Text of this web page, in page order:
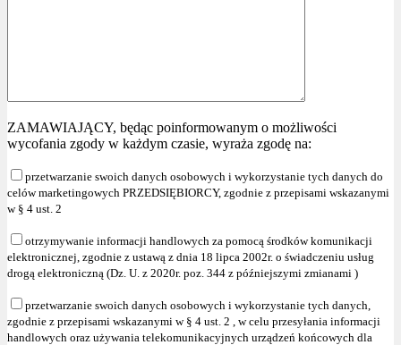
ZAMAWIAJĄCY, będąc poinformowanym o możliwości
wycofania zgody w każdym czasie, wyraża zgodę na:
przetwarzanie swoich danych osobowych i wykorzystanie tych danych do
celów marketingowych PRZEDSIĘBIORCY, zgodnie z przepisami wskazanymi
w § 4 ust. 2
otrzymywanie informacji handlowych za pomocą środków komunikacji
elektronicznej, zgodnie z ustawą z dnia 18 lipca 2002r. o świadczeniu usług
drogą elektroniczną (Dz. U. z 2020r. poz. 344 z późniejszymi zmianami )
przetwarzanie swoich danych osobowych i wykorzystanie tych danych,
zgodnie z przepisami wskazanymi w § 4 ust. 2 , w celu przesyłania informacji
handlowych oraz używania telekomunikacyjnych urządzeń końcowych dla